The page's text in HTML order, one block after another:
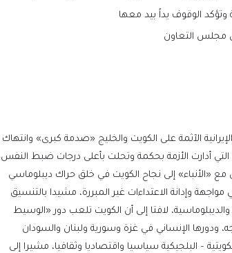
الوقوف يداً بيد معها
مجلس التعاون
الآثمة على الكويت والخليج «صدمة كبرى» وانتهاك
التي أدارت الأزمة بحكمة وتحلت بأعلى درجات ضبط النفس
مع «الأنباء» إلى نجاح الكويت في خلق حراك ديبلوماسي
وإدانة الاعتداءات غير المبررة، مشيدا بالتنسيق
لافتا إلى أن الكويت تلعب دور «الوسيط
ودورها الإنساني في غزة وسورية ولبنان والسودان
– البلجيكية سياسيا واقتصاديا وثقافيا، مشيرا إلى